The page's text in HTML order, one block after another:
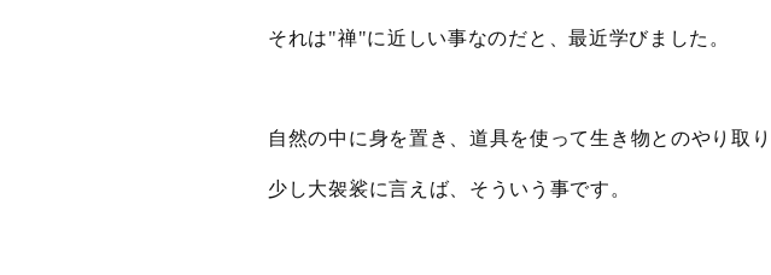
それは"禅"に近しい事なのだと、最近学びました。
自然の中に身を置き、道具を使って生き物とのやり取
少し大袈裟に言えば、そういう事です。